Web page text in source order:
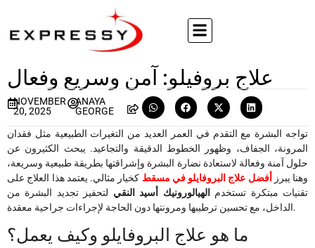
علاج بروفيلو: آمن وسريع وفعال
NOVEMBER
20, 2025
ANAYA
GEORGE
تواجه البشرة مع التقدم في العمر العديد من التغيرات الطبيعية مثل فقدان
المرونة، الجفاف، وظهور الخطوط الدقيقة والتجاعيد. يبحث الكثيرون عن
حلول آمنة وفعالة لاستعادة نضارة البشرة وإشراقتها بطريقة طبيعية وسريعة،
وهنا يبرزأفضل علاج البروفايلو في مسقط كخيار مثالي. يعتمد هذا العلاج على
تقنيات مبتكرة تستخدمالهيالورونيك أسيد النقي لتحفيز تجديد البشرة من
الداخل، مع تحسين ترطيبها ومرونتها دون الحاجة لإجراءات جراحية معقدة.
ما هو علاج البروفايلو وكيف يعمل؟